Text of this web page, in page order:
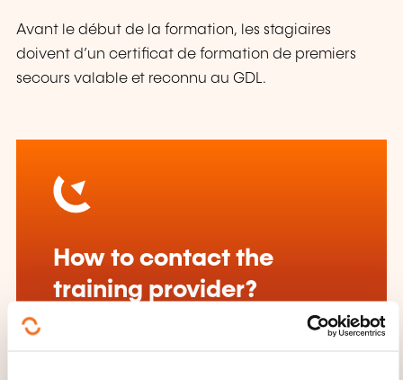
Avant le début de la formation, les stagiaires
doivent d’un certificat de formation de premiers
secours valable et reconnu au GDL.
How to contact the
training provider?